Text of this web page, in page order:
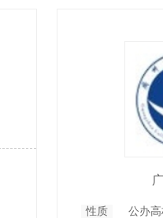
性质 公办高